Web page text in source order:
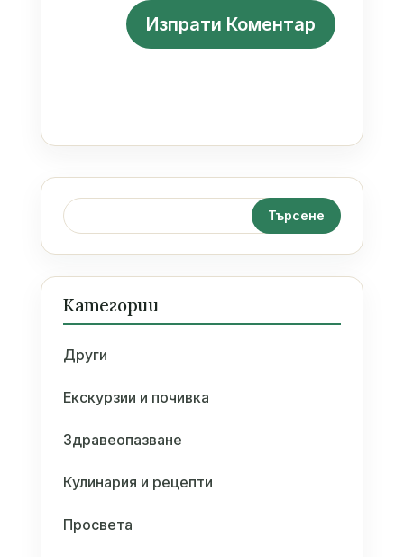
Категории
Други
Екскурзии и почивка
Здравеопазване
Кулинария и рецепти
Просвета